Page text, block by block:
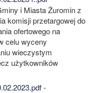
i Miasta Żuromin z
komisji przetargowej do
ofertowego na
celu wyceny
wieczystym
użytkowników
-